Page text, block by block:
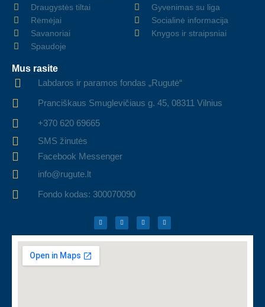
Draugystės tiltai
Rėmėjai
Savanoriai
Spaudoje
Gyvenimas su liga
Socialinė informacija
Knygos ir straipsniai
Mus rasite
Labdaros ir paramos fondas „Rugutė“
Pranciškaus Smuglevičiaus g. 45, 08311 Vilnius
+370 620 69665
SMS žinutės
Facebook Messenger
info@rugute.lt
Fondo kodas: 300070090